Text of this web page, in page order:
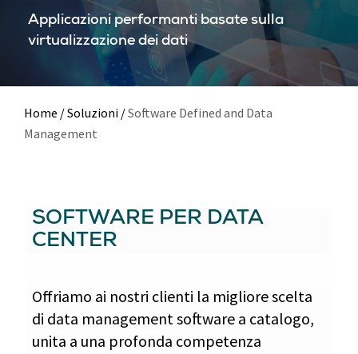
Applicazioni performanti basate sulla
virtualizzazione dei dati
Home /Soluzioni /Software Defined and Data
Management
SOFTWARE PER DATA
CENTER
Offriamo ai nostri clienti la migliore scelta
di data management software a catalogo,
unita a una profonda competenza